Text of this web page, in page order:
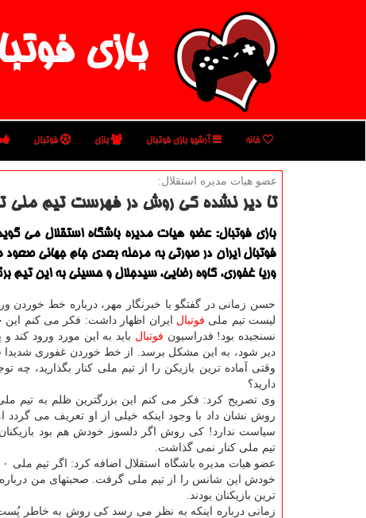
بازی
خانه آرشیو بازی فوتبال بازی فوتبال
عضو هیات مدیره استقلال:
تا دیر نشده كی روش در فهرست تیم ملی
بازی فوتبال: عضو هیات مدیره باشگاه استقلال می
فوتبال ایران در صورتی به مرحله بعدی جام جهانی
وریا غفوری، كاوه رضایی، سیدجلال و حسینی به این تیم
حسن زمانی در گفتگو با خبرنگار مهر، درباره خط خوردن
لیست تیم ملی فوتبال ایران اظهار داشت: فكر می كنم این
نسنجیده بود! فدراسیون فوتبال باید به این مورد ورود كند
دیر شود، به این مشكل برسد. از خط خوردن غفوری
وقتی آماده ترین بازیكن را از تیم ملی كنار بگذارید، چه
دارید؟
وی تصریح كرد: فكر می كنم این بزرگترین ظلم به تیم
روش نشان داد با وجود اینكه خیلی از او تعریف می گردد
سیاست ندارد! كی روش اگر دلسوز خودش هم بود بازیكنان
تیم ملی كنار نمی گذاشت.
خودش این شانس را از تیم ملی گرفت. صحبتهای من
ترین بازیكنان بودند.
زمانی درباره اینكه به نظر می رسد كی روش به خاطر